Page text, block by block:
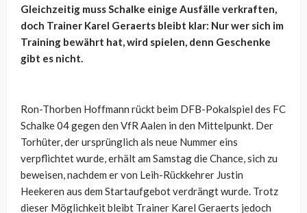
Gleichzeitig muss Schalke einige Ausfälle verkraften,
doch Trainer Karel Geraerts bleibt klar: Nur wer sich im
Training bewährt hat, wird spielen, denn Geschenke
gibt es nicht.
Ron-Thorben Hoffmann rückt beim DFB-Pokalspiel des FC
Schalke 04 gegen den VfR Aalen in den Mittelpunkt. Der
Torhüter, der ursprünglich als neue Nummer eins
verpflichtet wurde, erhält am Samstag die Chance, sich zu
beweisen, nachdem er von Leih-Rückkehrer Justin
Heekeren aus dem Startaufgebot verdrängt wurde. Trotz
dieser Möglichkeit bleibt Trainer Karel Geraerts jedoch